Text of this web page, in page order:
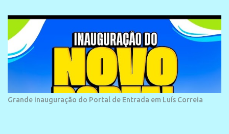
devido ao extensivo molhe de pedras que não chegam a 2 metros
de altura, não apresentando dunas em seu espaço geográfico. Não
se sabe ao certo porque a praia leva esse nome, e muitas das suas
historias foram esquecidas ao longo do tempo. A praia é
frequentada por moradores e turistas, em geral veranistas
piauienses e, em menor número, pessoas de estados vizinhos. O
bairro onde se localiza a praia é palco de amplos investimentos e
Grande inauguração do Portal de Entrada em Luís Correia